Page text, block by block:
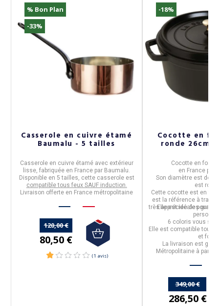
% Bon Plan
-33%
Casserole en cuivre étamé
Baumalu - 5 tailles
Casserole en cuivre étamé avec extérieur
lisse, fabriquée en France par Baumalu.
Disponible en 5 tailles, cette casserole est
compatible tous feux SAUF induction.
Livraison offerte en France métropolitaine
120,00 €
80,50 €
-18%
Cocotte en
ronde 26cm
Cocotte en fonte
en Francepar
Son diamètre est de
est
Cette cocotte est en
est la référence à
très appréciée des
Elle est idéale pour
6 coloris vous
Elle est compatible tous
et four.
La livraison est
Métropolitaine à partir
349,00 €
286,50 €